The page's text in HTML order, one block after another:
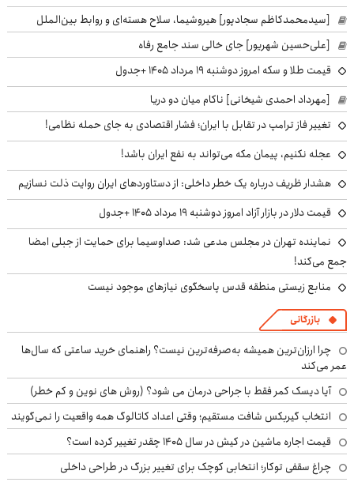
[سیدمحمدکاظم سجادپور] هیروشیما، سلاح هسته‌ای و روابط بین‌الملل
[علی‌حسین شهریور] جای خالی سند جامع رفاه
قیمت طلا و سکه امروز دوشنبه ۱۹ مرداد ۱۴۰۵ +جدول
[مهرداد احمدی شیخانی] ناکام میان دو دریا
تغییر فاز ترامپ در تقابل با ایران؛ فشار اقتصادی به جای حمله نظامی!
عجله نکنیم، پیمان مکه می‌تواند به نفع ایران باشد!
هشدار ظریف درباره یک خطر داخلی: از دستاوردهای ایران روایت ذلت نسازیم
قیمت دلار در بازار آزاد امروز دوشنبه ۱۹ مرداد ۱۴۰۵ +جدول
نماینده تهران در مجلس مدعی شد: صداوسیما برای حمایت از جبلی امضا
جمع می‌کند!
منابع زیستی منطقه قدس پاسخگوی نیازهای موجود نیست
بازرگانی
چرا ارزان‌ترین همیشه به‌صرفه‌ترین نیست؟ راهنمای خرید ساعتی که سال‌ها
عمر می‌کند
آیا دیسک کمر فقط با جراحی درمان می شود؟ (روش های نوین و کم خطر)
انتخاب گیربکس شافت مستقیم؛ وقتی اعداد کاتالوگ همه واقعیت را نمی‌گویند
قیمت اجاره ماشین در کیش در سال ۱۴۰۵ چقدر تغییر کرده است؟
چراغ سقفی توکار؛ انتخابی کوچک برای تغییر بزرگ در طراحی داخلی